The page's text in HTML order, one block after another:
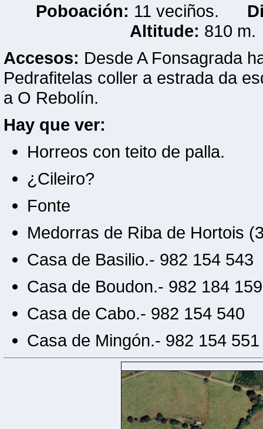
Poboación: 11 veciños.
Altitude: 810
Accesos: Desde A Fonsagrada
Pedrafitelas coller a estrada da
a O Rebolín.
Hay que ver:
Horreos con teito de palla.
¿Cileiro?
Fonte
Medorras de Riba de Hortois
Casa de Basilio.- 982 154 543
Casa de Boudon.- 982 184 159
Casa de Cabo.- 982 154 540
Casa de Mingón.- 982 154 551